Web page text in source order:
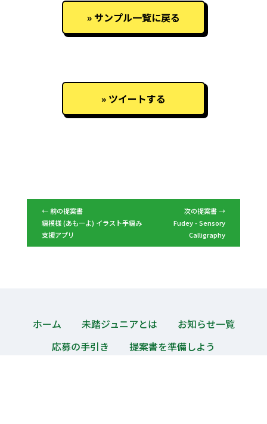
サンプル一覧に戻る
ツイートする
← 前の提案書
編模様 (あもーよ) イラスト手編み
支援アプリ
次の提案書 →
Fudey - Sensory
Calligraphy
ホーム 未踏ジュニアとは
お知らせ一覧
応募の手引き
提案書を準備しよう